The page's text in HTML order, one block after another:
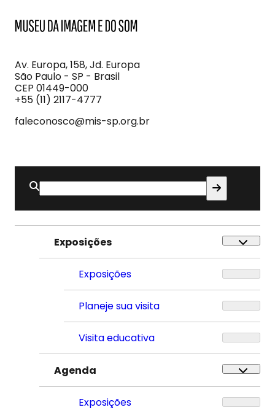
Imagem
e
do
Som
Av. Europa, 158, Jd. Europa
São Paulo - SP - Brasil
CEP 01449-000
+55 (11) 2117-4777
faleconosco@mis-sp.org.br
Buscar
por:
Exposições
Exposições
Planeje sua visita
Visita educativa
Agenda
Exposições